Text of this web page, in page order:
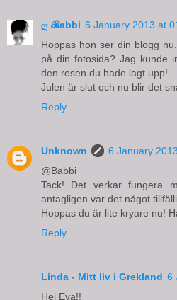
ღ ℬabbi 6 January 2013 at
Hoppas hon ser din blogg
på din fotosida? Jag kunde
den rosen du hade lagt upp!
Julen är slut och nu blir det
Reply
Unknown
6 January
@Babbi
Tack! Det verkar fungera
antagligen var det något
Hoppas du är lite kryare nu!
Reply
Linda - Mitt liv i Grekland 6
Hej Eva!!